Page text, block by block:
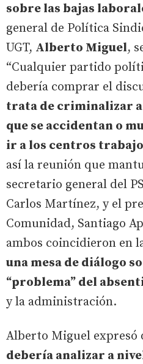
sobre las bajas
general de Política
UGT, Alberto Miguel,
“Cualquier partido
debería comprar el
trata de criminalizar
que se accidentan o
ir a los centros trabajo
así la reunión que
secretario general del
Carlos Martínez, y el
Comunidad, Santiago
ambos coincidieron en
una mesa de diálogo
“problema” del
y la administración.
Alberto Miguel expresó
debería analizar a